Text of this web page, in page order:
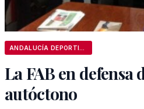
La FAB en defensa
autóctono